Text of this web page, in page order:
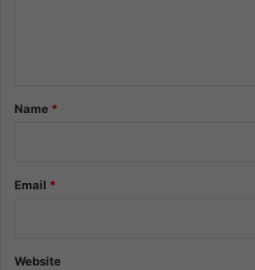
*Name *
Email *
Website